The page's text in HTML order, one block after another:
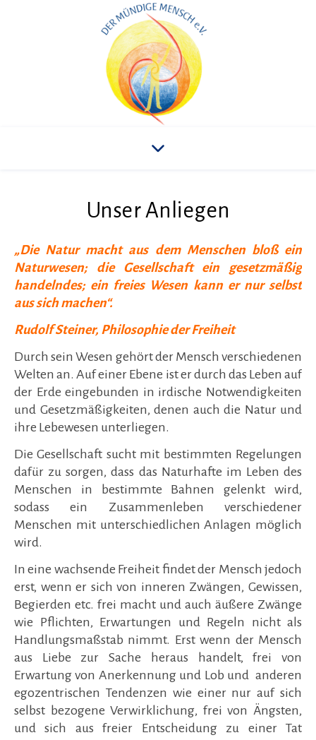
Unser Anliegen
„Die Natur macht aus dem Menschen bloß ein
Naturwesen; die Gesellschaft ein gesetzmäßig
handelndes; ein freies Wesen kann er nur selbst
aus sich machen“.
Rudolf Steiner, Philosophie der Freiheit
Durch sein Wesen gehört der Mensch verschiedenen
Welten an. Auf einer Ebene ist er durch das Leben auf
der Erde eingebunden in irdische Notwendigkeiten
und Gesetzmäßigkeiten, denen auch die Natur und
ihre Lebewesen unterliegen.
Die Gesellschaft sucht mit bestimmten Regelungen
dafür zu sorgen, dass das Naturhafte im Leben des
Menschen in bestimmte Bahnen gelenkt wird,
sodass ein Zusammenleben verschiedener
Menschen mit unterschiedlichen Anlagen möglich
wird.
In eine wachsende Freiheit findet der Mensch jedoch
erst, wenn er sich von inneren Zwängen, Gewissen,
Begierden etc. frei macht und auch äußere Zwänge
wie Pflichten, Erwartungen und Regeln nicht als
Handlungsmaßstab nimmt. Erst wenn der Mensch
aus Liebe zur Sache heraus handelt, frei von
Erwartung von Anerkennung und Lob und anderen
egozentrischen Tendenzen wie einer nur auf sich
selbst bezogene Verwirklichung, frei von Ängsten,
und sich aus freier Entscheidung zu einer Tat